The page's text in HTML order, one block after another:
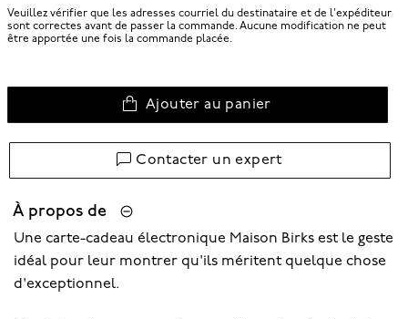
Veuillez vérifier que les adresses courriel du destinataire et de l'expéditeur
sont correctes avant de passer la commande. Aucune modification ne peut
être apportée une fois la commande placée.
Ajouter au panier
Contacter un expert
À propos de
Une carte-cadeau électronique Maison Birks est le geste
idéal pour leur montrer qu'ils méritent quelque chose
d'exceptionnel.